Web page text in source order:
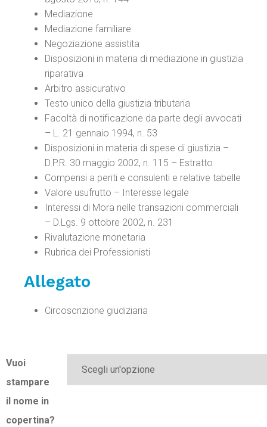
Mediazione
Mediazione familiare
Negoziazione assistita
Disposizioni in materia di mediazione in giustizia
riparativa
Arbitro assicurativo
Testo unico della giustizia tributaria
Facoltà di notificazione da parte degli avvocati
– L. 21 gennaio 1994, n. 53
Disposizioni in materia di spese di giustizia –
D.P.R. 30 maggio 2002, n. 115 – Estratto
Compensi a periti e consulenti e relative tabelle
Valore usufrutto – Interesse legale
Interessi di Mora nelle transazioni commerciali
– D.Lgs. 9 ottobre 2002, n. 231
Rivalutazione monetaria
Rubrica dei Professionisti
Allegato
Circoscrizione giudiziaria
Vuoi
stampare
il nome in
copertina?